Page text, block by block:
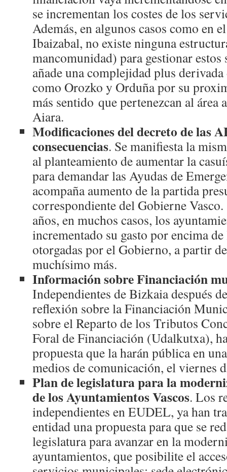
se incrementan los costes de los
Además, en algunos casos como en
Ibaizabal, no existe ninguna
mancomunidad) para gestionar
añade una complejidad plus
como Orozko y Orduña por su
más sentido que pertenezcan al área
Aiara.
Modificaciones del decreto de las
consecuencias. Se manifiesta la
al planteamiento de aumentar la
para demandar las Ayudas de
acompaña aumento de la partida
correspondiente del Gobierne
años, en muchos casos, los
incrementado su gasto por encima
otorgadas por el Gobierno, a partir
muchísimo más.
Información sobre Financiación
Independientes de Bizkaia después
reflexión sobre la Financiación
sobre el Reparto de los Tributos
Foral de Financiación (Udalkutxa),
propuesta que la harán pública en
medios de comunicación, el viernes
Plan de legislatura para la
de los Ayuntamientos Vascos. Los
independientes en EUDEL, ya han
entidad una propuesta para que se
legislatura para avanzar en la
ayuntamientos, que posibilite el